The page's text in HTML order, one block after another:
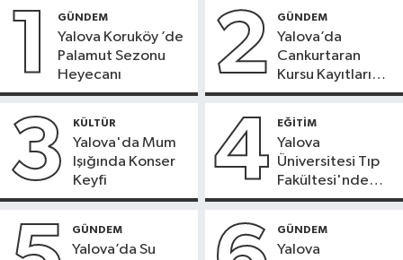
1 GÜNDEM
Yalova Koruköy ’de
Palamut Sezonu
Heyecanı
2 GÜNDEM
Yalova’da
Cankurtaran
Kursu Kayıtları
Başladı
3 KÜLTÜR
Yalova'da Mum
Işığında Konser
Keyfi
4 EĞİTİM
Yalova
Üniversitesi Tıp
Fakültesi'nde
Yeni Dönem
GÜNDEM
Yalova’da Su
GÜNDEM
Yalova